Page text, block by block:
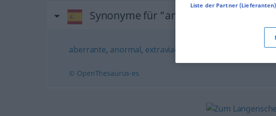
Synonyme für "antinatural"
aberrante, anormal, extraviado
© OpenThesaurus-es
Liste der Partner (Lieferanten)